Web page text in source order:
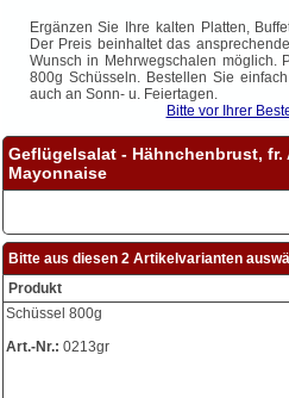
Ergänzen Sie Ihre kalten Platten,
Der Preis beinhaltet das
Wunsch in Mehrwegschalen möglich.
800g Schüsseln. Bestellen Sie
auch an Sonn- u. Feiertagen.
Bitte vor Ihrer
Geflügelsalat - Hähnchenbrust, fr.
Mayonnaise
Bitte aus diesen 2 Artikelvarianten
Produkt
Schüssel 800g
Art.-Nr.: 0213gr